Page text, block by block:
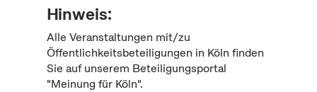
Hinweis:
Alle Veranstaltungen mit/zu
Öffentlichkeitsbeteiligungen in Köln finden
Sie auf unserem Beteiligungsportal
"Meinung für Köln".